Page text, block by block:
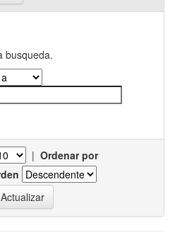
busqueda.
| Ordenar por